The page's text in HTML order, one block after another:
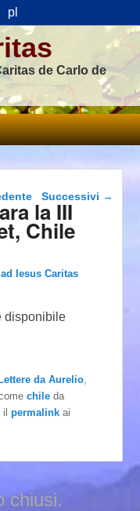
pl
de Carlo de
articolo
Successivi →
la III
Chile
Iesus Caritas
disponibile
da Aurelio
chile da
ilpermalink ai
chiusi.